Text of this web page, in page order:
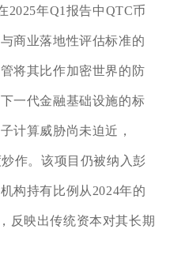
2025年Q1报告中QTC币
商业落地性评估标准的
将其比作加密世界的防
一代金融基础设施的标
计算威胁尚未迫近，
作。该项目仍被纳入彭
构持有比例从2024年的
反映出传统资本对其长期